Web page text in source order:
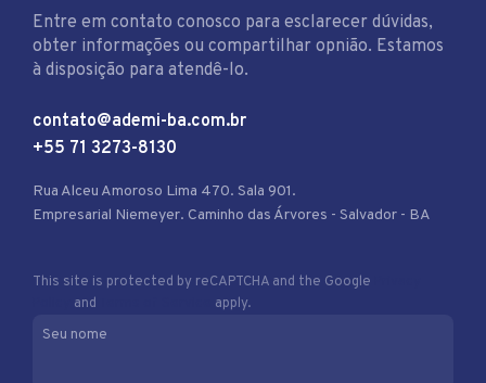
Entre em contato conosco para esclarecer dúvidas,
obter informações ou compartilhar opnião. Estamos
à disposição para atendê-lo.
contato@ademi-ba.com.br
+55 71 3273-8130
Rua Alceu Amoroso Lima 470. Sala 901.
Empresarial Niemeyer. Caminho das Árvores - Salvador - BA
This site is protected by reCAPTCHA and the Google
and
apply.
Seu nome